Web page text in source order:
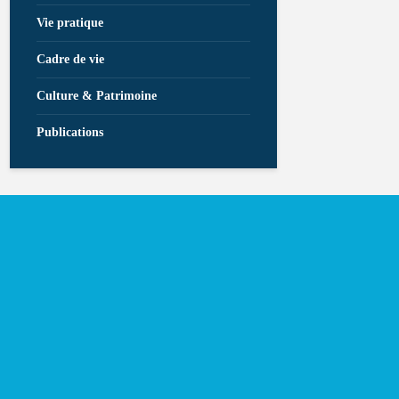
Vie pratique
Cadre de vie
Culture & Patrimoine
Publications